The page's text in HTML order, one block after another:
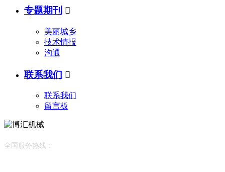
专题期刊 
美丽城乡
技术情报
沟通
联系我们 
联系我们
留言板
全国服务热线：